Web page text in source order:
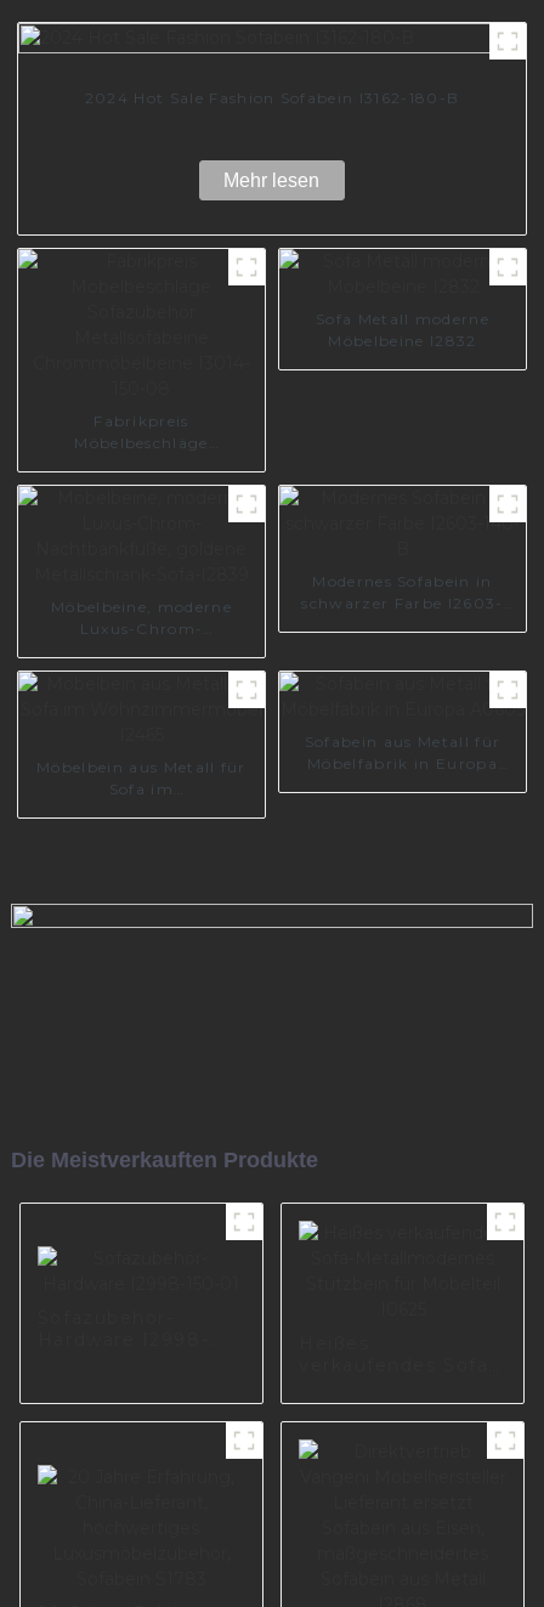
2024 Hot Sale Fashion Sofabein I3162-180-B
Mehr lesen
Fabrikpreis
Möbelbeschläge
Metallsofabeine
Chrommöbelbeine I3014-
Sofa Metall moderne
Möbelbeine I2832
Möbelbeine, moderne
Luxus-Chrom-
Metallschrank-Sofa-I2839
Modernes Sofabein in
schwarzer Farbe I2603-
Möbelbein aus Metall für
Sofa im
Sofabein aus Metall für
Möbelfabrik in Europa
Die Meistverkauften Produkte
Stützbein für